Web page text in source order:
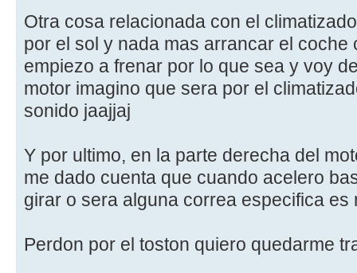
Otra cosa relacionada con el
por el sol y nada mas arrancar el
empiezo a frenar por lo que sea y voy
motor imagino que sera por el
sonido jaajjaj
Y por ultimo, en la parte derecha del
me dado cuenta que cuando acelero
girar o sera alguna correa especifica es
Perdon por el toston quiero quedarme